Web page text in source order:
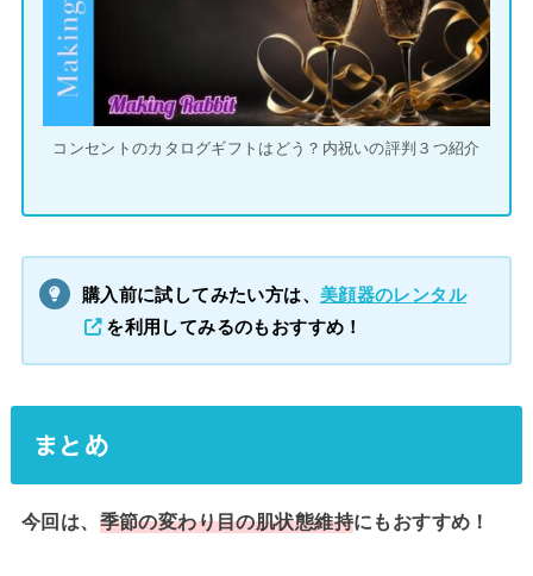
コンセントのカタログギフトはどう？内祝いの評判３つ紹介
購入前に試してみたい方は、 美顔器のレンタル
を利用してみるのもおすすめ！
まとめ
今回は、 季節の変わり目の肌状態維持にもおすすめ！